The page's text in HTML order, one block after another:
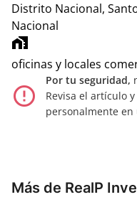
Distrito Nacional,
Nacional
home_work
oficinas y locales
error_outline
Por tu seguridad,
Revisa el artículo
personalmente
Más de RealP